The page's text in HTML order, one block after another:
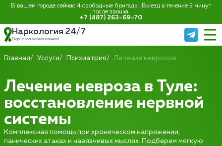
В вашем городе сейчас 4 свободные бригады. Выезд в течение 5 минут
после звонка:
+7 (487) 263-69-70
Наркология 24/7
Наркологическая клиника
Главная Услуги Психиатрия Лечение неврозов
Лечение невроза в Туле:
восстановление нервной
системы
Комплексная помощь при хроническом напряжении,
панических атаках и навязчивых мыслях. Подберем мягкую